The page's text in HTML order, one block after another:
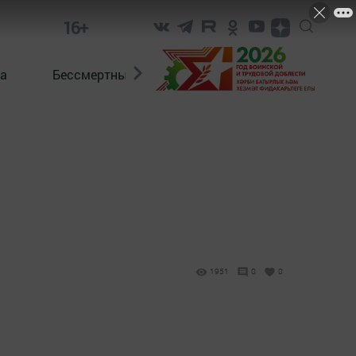
16+
Бессмертный полк. Кряшены
1951 0 0